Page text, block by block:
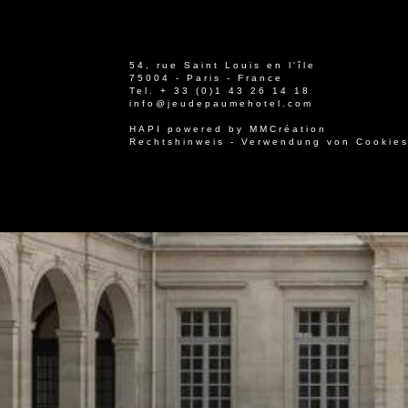
54, rue Saint Louis en l'île
75004 - Paris - France
Tel. + 33 (0)1 43 26 14 18
info@jeudepaumehotel.com
HAPI powered by MMCréation
Rechtshinweis
- Verwendung von Cookies